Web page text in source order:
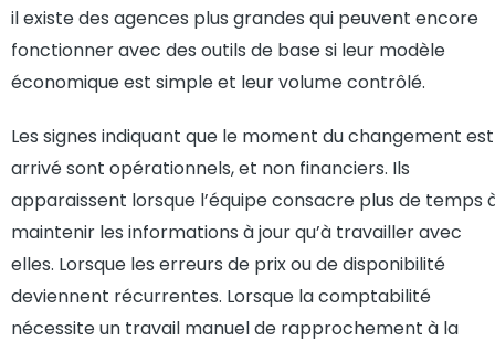
il existe des agences plus grandes qui peuvent encore
fonctionner avec des outils de base si leur modèle
économique est simple et leur volume contrôlé.
Les signes indiquant que le moment du changement est
arrivé sont opérationnels, et non financiers. Ils
apparaissent lorsque l’équipe consacre plus de temps
maintenir les informations à jour qu’à travailler avec
elles. Lorsque les erreurs de prix ou de disponibilité
deviennent récurrentes. Lorsque la comptabilité
nécessite un travail manuel de rapprochement à la